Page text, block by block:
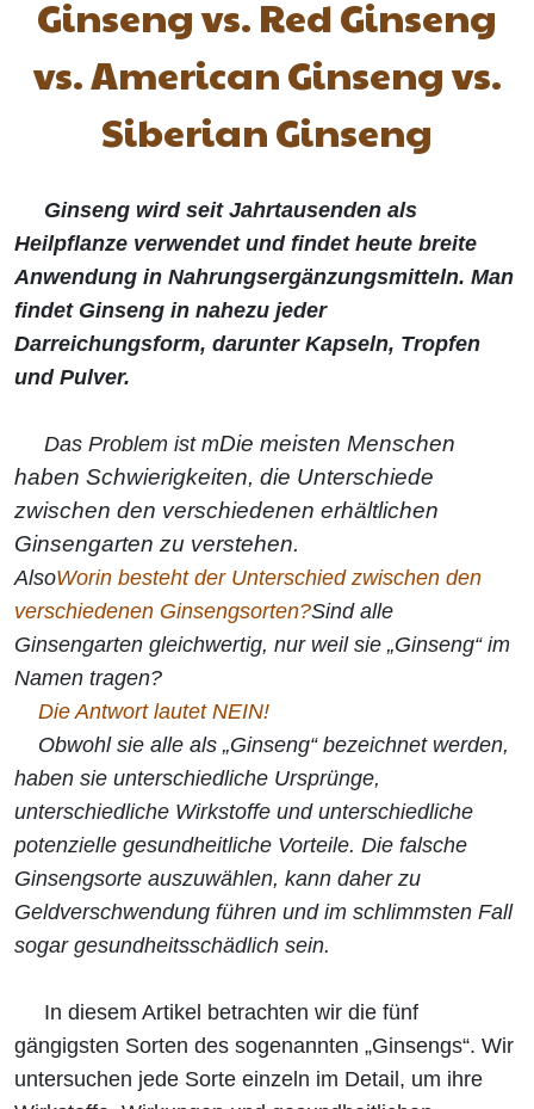
Ginseng vs. Red Ginseng
vs. American Ginseng vs.
Siberian Ginseng
Ginseng wird seit Jahrtausenden als
Heilpflanze verwendet und findet heute breite
Anwendung in Nahrungsergänzungsmitteln. Man
findet Ginseng in nahezu jeder
Darreichungsform, darunter Kapseln, Tropfen
und Pulver.
Das Problem ist mDie meisten Menschen
haben Schwierigkeiten, die Unterschiede
zwischen den verschiedenen erhältlichen
Ginsengarten zu verstehen.
AlsoWorin besteht der Unterschied zwischen den
verschiedenen Ginsengsorten?Sind alle
Ginsengarten gleichwertig, nur weil sie „Ginseng“ im
Namen tragen?
Die Antwort lautet NEIN!
Obwohl sie alle als „Ginseng“ bezeichnet werden,
haben sie unterschiedliche Ursprünge,
unterschiedliche Wirkstoffe und unterschiedliche
potenzielle gesundheitliche Vorteile. Die falsche
Ginsengsorte auszuwählen, kann daher zu
Geldverschwendung führen und im schlimmsten Fall
sogar gesundheitsschädlich sein.
In diesem Artikel betrachten wir die fünf
gängigsten Sorten des sogenannten „Ginsengs“. Wir
untersuchen jede Sorte einzeln im Detail, um ihre